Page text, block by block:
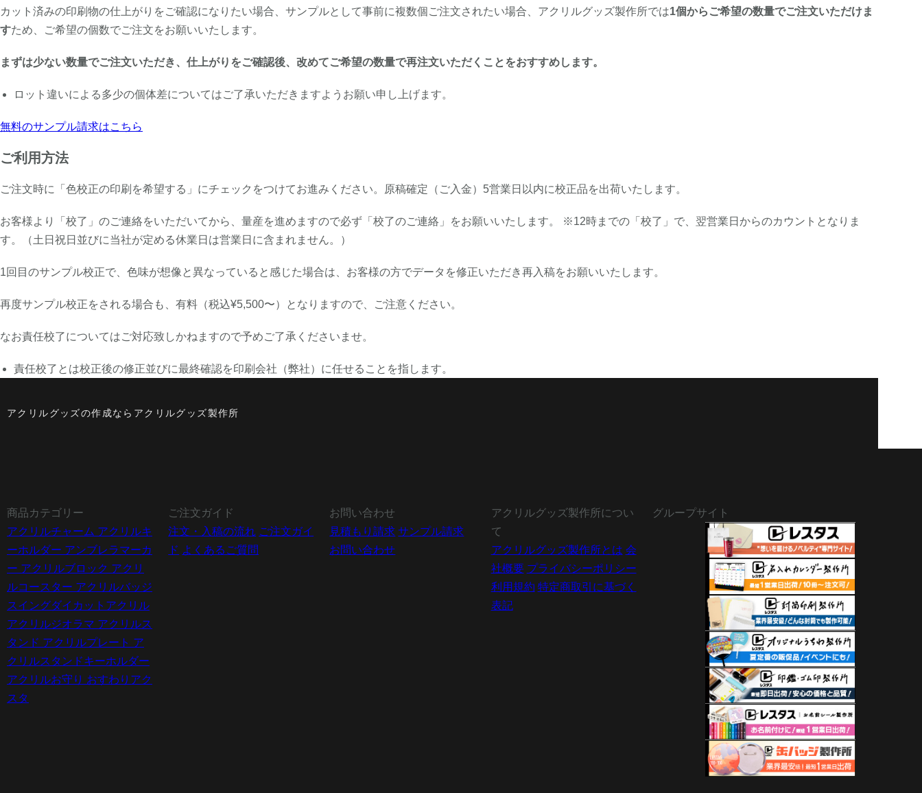
カット済みの印刷物の仕上がりをご確認になりたい場合、サンプルとして事前に複数個ご注文されたい場合、アクリルグッズ製作所では1個からご希望の数量でご注文いただけま
すため、ご希望の個数でご注文をお願いいたします。
まずは少ない数量でご注文いただき、仕上がりをご確認後、改めてご希望の数量で再注文いただくことをおすすめします。
ロット違いによる多少の個体差についてはご了承いただきますようお願い申し上げます。
無料のサンプル請求はこちら
ご利用方法
ご注文時に「色校正の印刷を希望する」にチェックをつけてお進みください。原稿確定（ご入金）5営業日以内に校正品を出荷いたします。
お客様より「校了」のご連絡をいただいてから、量産を進めますので必ず「校了のご連絡」をお願いいたします。 ※12時までの「校了」で、翌営業日からのカウントとなりま
す。（土日祝日並びに当社が定める休業日は営業日に含まれません。）
1回目のサンプル校正で、色味が想像と異なっていると感じた場合は、お客様の方でデータを修正いただき再入稿をお願いいたします。
再度サンプル校正をされる場合も、有料（税込¥5,500〜）となりますので、ご注意ください。
なお責任校了についてはご対応致しかねますので予めご了承くださいませ。
責任校了とは校正後の修正並びに最終確認を印刷会社（弊社）に任せることを指します。
アクリルグッズの作成ならアクリルグッズ製作所
商品カテゴリー
アクリルチャーム アクリルキ
ーホルダー アンブレラマーカ
ー アクリルブロック アクリ
ルコースター アクリルバッジ
スイングダイカットアクリル
アクリルジオラマ アクリルス
タンド アクリルプレート ア
クリルスタンドキーホルダー
アクリルお守り おすわりアク
スタ
ご注文ガイド
注文・入稿の流れ ご注文ガイ
ド よくあるご質問
お問い合わせ
見積もり請求 サンプル請求
お問い合わせ
アクリルグッズ製作所につい
て
アクリルグッズ製作所とは 会
社概要 プライバシーポリシー
利用規約 特定商取引に基づく
表記
グループサイト